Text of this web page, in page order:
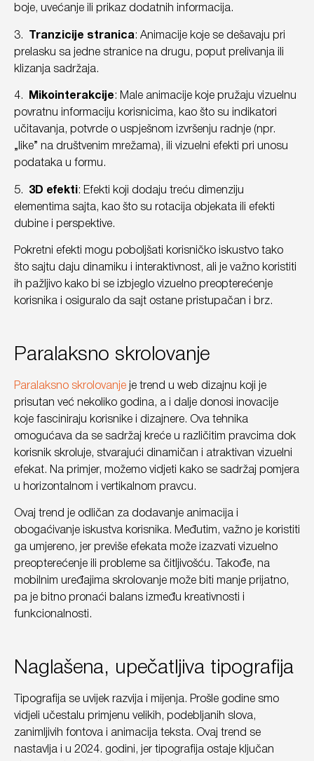
boje, uvećanje ili prikaz dodatnih informacija.
3. Tranzicije stranica : Animacije koje se dešavaju pri
prelasku sa jedne stranice na drugu, poput prelivanja ili
klizanja sadržaja.
4. Mikointerakcije : Male animacije koje pružaju vizuelnu
povratnu informaciju korisnicima, kao što su indikatori
učitavanja, potvrde o uspješnom izvršenju radnje (npr.
„like” na društvenim mrežama), ili vizuelni efekti pri unosu
podataka u formu.
5. 3D efekti: Efekti koji dodaju treću dimenziju
elementima sajta, kao što su rotacija objekata ili efekti
dubine i perspektive.
Pokretni efekti mogu poboljšati korisničko iskustvo tako
što sajtu daju dinamiku i interaktivnost, ali je važno koristiti
ih pažljivo kako bi se izbjeglo vizuelno preopterećenje
korisnika i osiguralo da sajt ostane pristupačan i brz.
Paralaksno skrolovanje
Paralaksno skrolovanje je trend u web dizajnu koji je
prisutan već nekoliko godina, a i dalje donosi inovacije
koje fasciniraju korisnike i dizajnere. Ova tehnika
omogućava da se sadržaj kreće u različitim pravcima dok
korisnik skroluje, stvarajući dinamičan i atraktivan vizuelni
efekat. Na primjer, možemo vidjeti kako se sadržaj pomjera
u horizontalnom i vertikalnom pravcu.
Ovaj trend je odličan za dodavanje animacija i
obogaćivanje iskustva korisnika. Međutim, važno je koristiti
ga umjereno, jer previše efekata može izazvati vizuelno
preopterećenje ili probleme sa čitljivošću. Takođe, na
mobilnim uređajima skrolovanje može biti manje prijatno,
pa je bitno pronaći balans između kreativnosti i
funkcionalnosti.
Naglašena, upečatljiva tipografija
Tipografija se uvijek razvija i mijenja. Prošle godine smo
vidjeli učestalu primjenu velikih, podebljanih slova,
zanimljivih fontova i animacija teksta. Ovaj trend se
nastavlja i u 2024. godini, jer tipografija ostaje ključan